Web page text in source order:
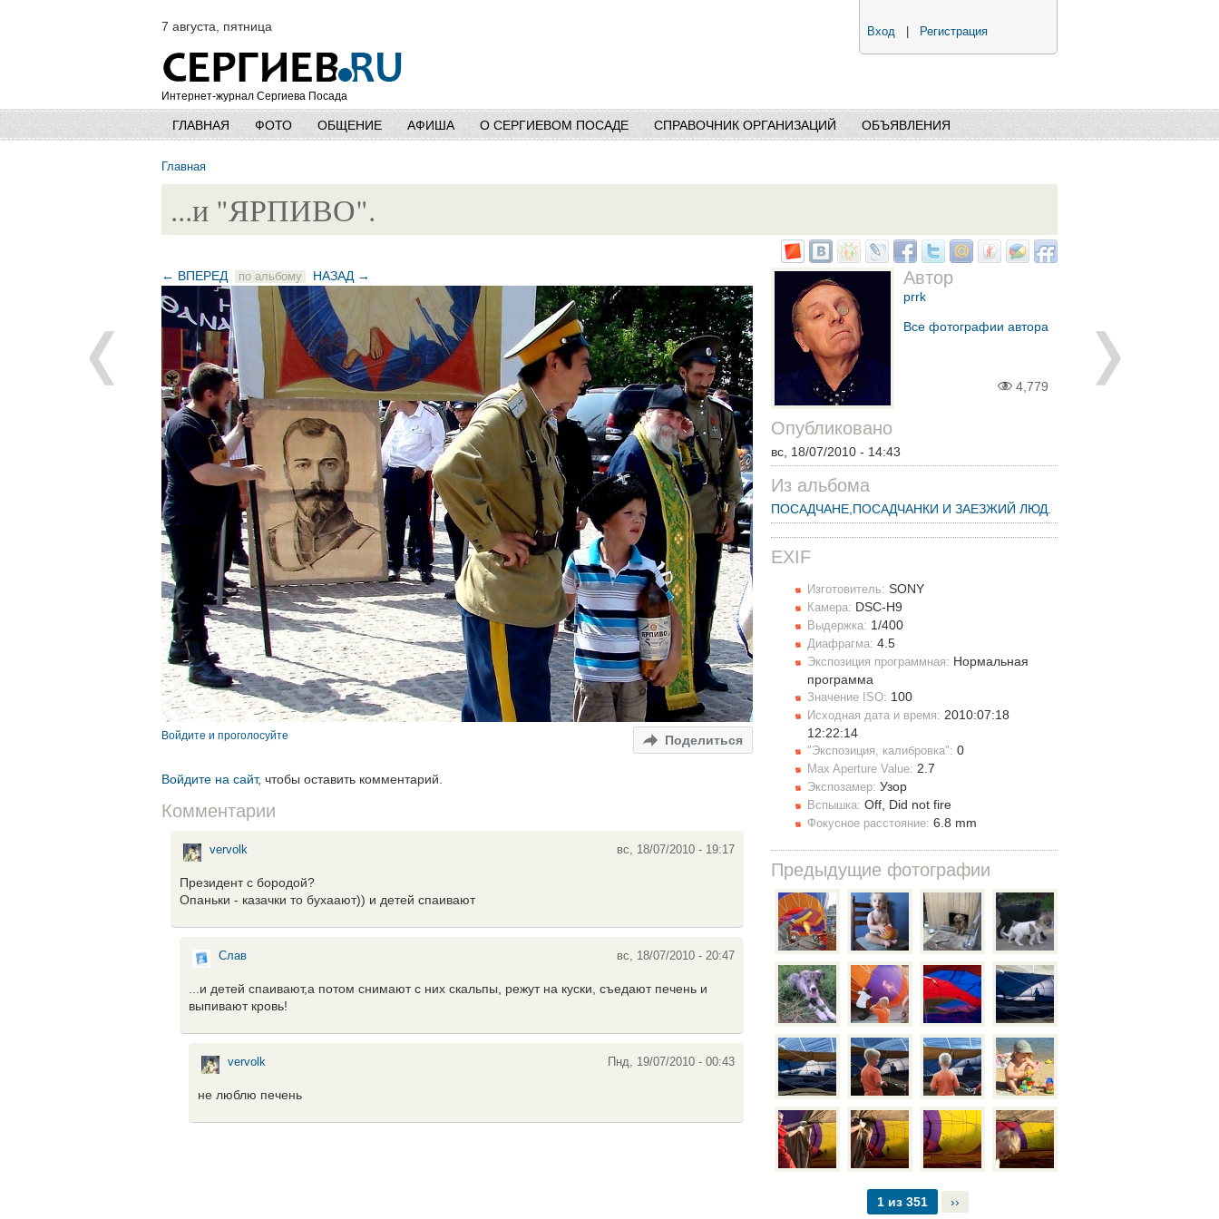
7 августа, пятница
Интернет-журнал Сергиева Посада
Вход Регистрация
ГЛАВНАЯ ФОТО ОБЩЕНИЕ АФИША О СЕРГИЕВОМ ПОСАДЕ СПРАВОЧНИК ОРГАНИЗАЦИЙ ОБЪЯВЛЕНИЯ
Главная
...и "ЯРПИВО".
← ВПЕРЕД по альбому НАЗАД →
Поделиться
Войдите и проголосуйте
Войдите на сайт, чтобы оставить комментарий.
Комментарии
vervolk вс, 18/07/2010 - 19:17
Президент с бородой?
Опаньки - казачки то бухаают)) и детей спаивают
Слав вс, 18/07/2010 - 20:47
...и детей спаивают,а потом снимают с них скальпы, режут на куски, съедают печень и
выпивают кровь!
vervolk Пнд, 19/07/2010 - 00:43
не люблю печень
Автор
prrk
Все фотографии автора
4,779
Опубликовано
вс, 18/07/2010 - 14:43
Из альбома
ПОСАДЧАНЕ,ПОСАДЧАНКИ И ЗАЕЗЖИЙ ЛЮД.
EXIF
Изготовитель: SONY
Камера: DSC-H9
Выдержка: 1/400
Диафрагма: 4.5
Экспозиция программная: Нормальная
программа
Значение ISO: 100
Исходная дата и время: 2010:07:18
12:22:14
"Экспозиция, калибровка": 0
Max Aperture Value: 2.7
Экспозамер: Узор
Вспышка: Off, Did not fire
Фокусное расстояние: 6.8 mm
Предыдущие фотографии
1 из 351 ››